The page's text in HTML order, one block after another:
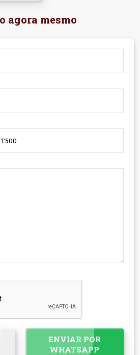
agora mesmo
ENVIAR POR
WHATSAPP